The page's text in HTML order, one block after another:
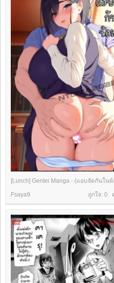
[Lunch] Gentei Manga - (แอบจัดกันในห้
ถูกใจ: 0
Fsaya9